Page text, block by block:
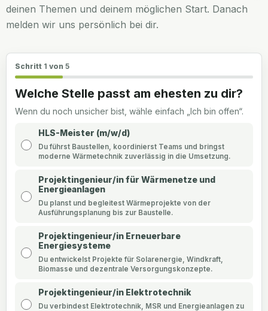
deinen Themen und deinem möglichen Start. Danach
melden wir uns persönlich bei dir.
Schritt 1 von 5
Welche Stelle passt am ehesten zu dir?
Wenn du noch unsicher bist, wähle einfach „Ich bin offen“.
HLS-Meister (m/w/d)
Du führst Baustellen, koordinierst Teams und bringst
moderne Wärmetechnik zuverlässig in die Umsetzung.
Projektingenieur/in für Wärmenetze und
Energieanlagen
Du planst und begleitest Wärmeprojekte von der
Ausführungsplanung bis zur Baustelle.
Projektingenieur/in Erneuerbare
Energiesysteme
Du entwickelst Projekte für Solarenergie, Windkraft,
Biomasse und dezentrale Versorgungskonzepte.
Projektingenieur/in Elektrotechnik
Du verbindest Elektrotechnik, MSR und Energieanlagen zu